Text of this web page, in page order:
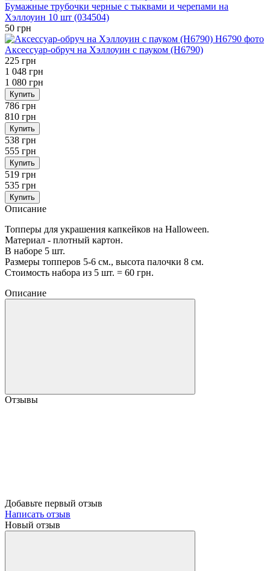
Бумажные трубочки черные с тыквами и черепами на
Хэллоуин 10 шт (034504)
50 грн
Аксессуар-обруч на Хэллоуин с пауком (H6790)
225 грн
1 048 грн
1 080 грн
Купить
786 грн
810 грн
Купить
538 грн
555 грн
Купить
519 грн
535 грн
Купить
Описание
Топперы для украшения капкейков на Halloween.
Материал - плотный картон.
В наборе 5 шт.
Размеры топперов 5-6 см., высота палочки 8 см.
Стоимость набора из 5 шт. = 60 грн.
Описание
Отзывы
Добавьте первый отзыв
Написать отзыв
Новый отзыв